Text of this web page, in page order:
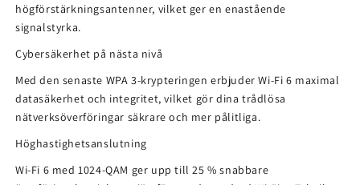
högförstärkningsantenner, vilket ger en enastående
signalstyrka.
Cybersäkerhet på nästa nivå
Med den senaste WPA 3-krypteringen erbjuder Wi-Fi 6 maximal
datasäkerhet och integritet, vilket gör dina trådlösa
nätverksöverföringar säkrare och mer pålitliga.
Höghastighetsanslutning
Wi-Fi 6 med 1024-QAM ger upp till 25 % snabbare